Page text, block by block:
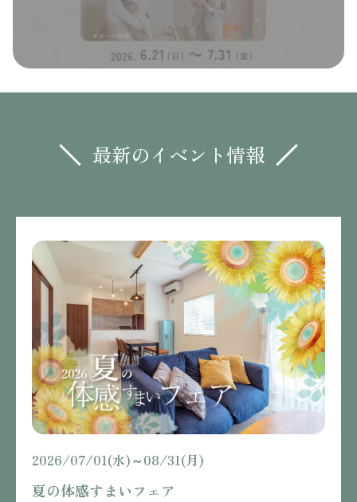
最新のイベント情報
2026/07/01(水)～08/31(月)
夏の体感すまいフェア